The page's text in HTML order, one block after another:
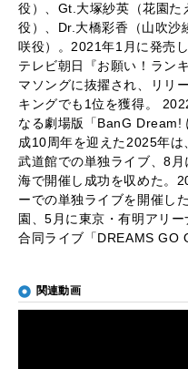
役）、Gt.大塚紗英（花園た
役）、Dr.大橋彩香（山吹沙
咲役）。2021年1月に発売
テレビ朝日『お願い！ラン
マソングに抜擢され、リリ
キングでも1位を獲得。
なる劇場版「BanG Dream!
成10周年を迎えた2025年
武道館での単独ライブ、8
海で開催し成功を収めた。
ーでの単独ライブを開催し
園、5月に東京・有明アリ
合同ライブ「DREAMS GO
関連動画